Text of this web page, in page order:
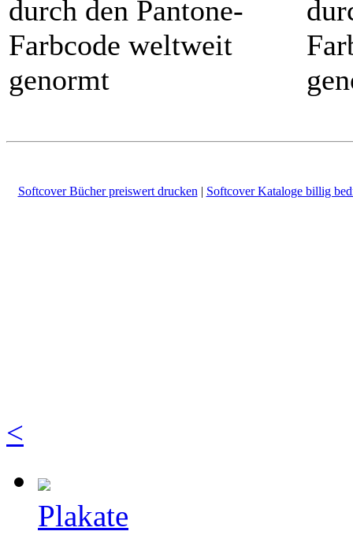
durch den Pantone-
Farbcode weltweit
genormt
Softcover Bücher preiswert drucken | Softcover Kataloge billig
<
Plakate